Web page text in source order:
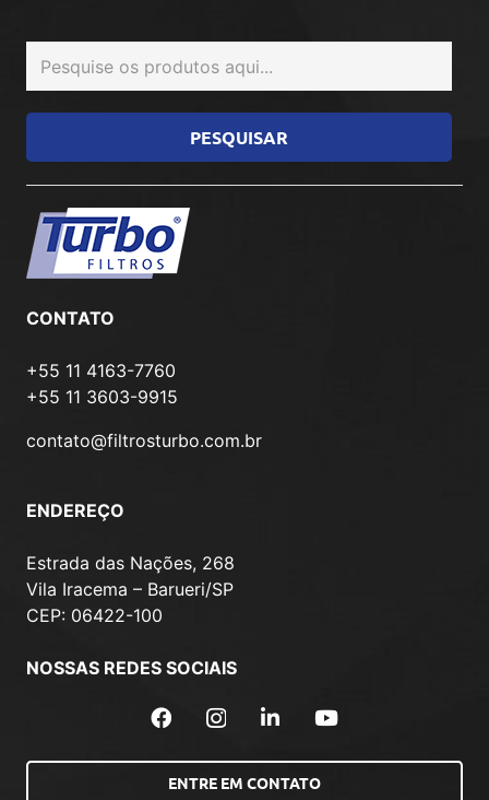
CONTATO
+55 11 4163-7760
+55 11 3603-9915
contato@filtrosturbo.com.br
ENDEREÇO
Estrada das Nações, 268
Vila Iracema – Barueri/SP
CEP: 06422-100
NOSSAS REDES SOCIAIS
ENTRE EM CONTATO